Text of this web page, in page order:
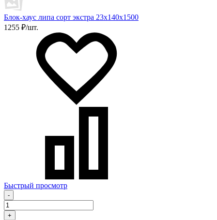
Блок-хаус липа сорт экстра 23х140х1500
1255 ₽/шт.
Быстрый просмотр
-
+